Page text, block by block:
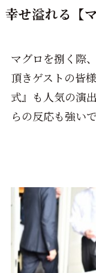
幸せ溢れる【
マグロを捌く際
頂きゲストの皆
式』も人気の演
らの反応も強い